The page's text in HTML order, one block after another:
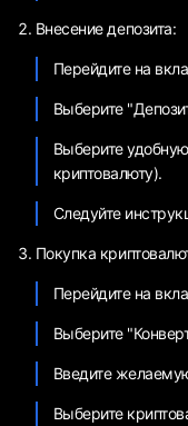
Внесение депозита:
Перейдите на
Выберите
Выберите
криптовалюту).
Следуйте
Покупка
Перейдите на
Выберите
Введите
Выберите